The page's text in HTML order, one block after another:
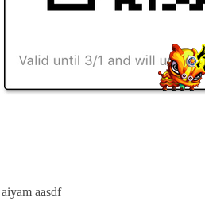
aiyam aasdf